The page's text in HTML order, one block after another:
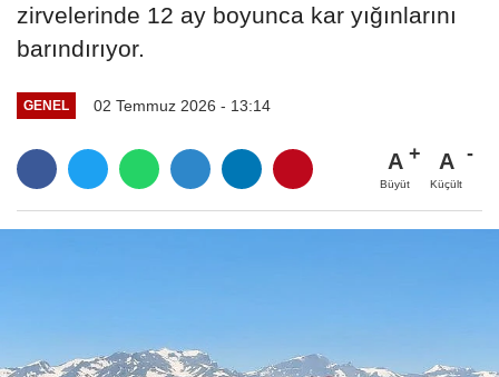
zirvelerinde 12 ay boyunca kar yığınlarını
barındırıyor.
GENEL 02 Temmuz 2026 - 13:14
A
Büyüt
A
Küçült